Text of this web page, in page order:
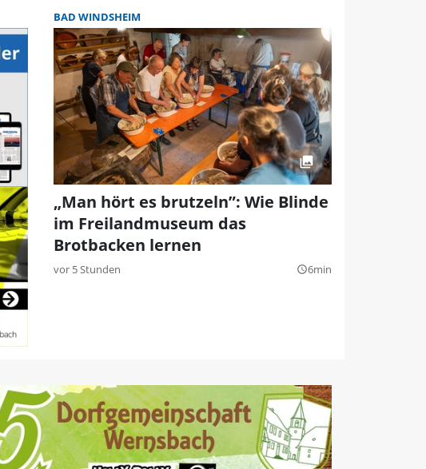
BAD WINDSHEIM
„Man hört es brutzeln”: Wie Blinde
im Freilandmuseum das
Brotbacken lernen
vor 5 Stunden query_builder6min